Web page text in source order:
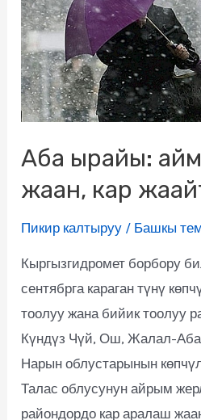
Аба ырайы:
жаан, кар
Пикир калтыруу / Башкы
Кыргызгидромет борбору
сентябрга караган түнү
тоолуу жана бийик тоолуу
Күндүз Чүй, Ош, Жалал-
Нарын облустарынын
Талас облусунун айрым
райондордо кар аралаш